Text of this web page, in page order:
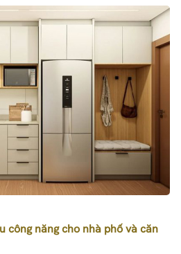
công năng cho nhà phố và căn